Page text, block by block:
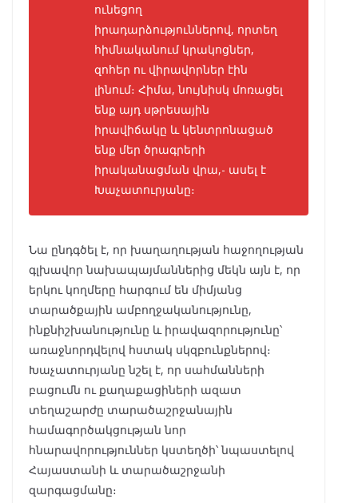
ունեցող
իրադարձություններով, որտեղ
հիմնականում կրակոցներ,
զոհեր ու վիրավորներ էին
լինում։ Հիմա, նույնիսկ մոռացել
ենք այդ սթրեսային
իրավիճակը և կենտրոնացած
ենք մեր ծրագրերի
իրականացման վրա,- ասել է
Խաչատուրյանը։
Նա ընդգծել է, որ խաղաղության հաջողության
գլխավոր նախապայմաններից մեկն այն է, որ
երկու կողմերը հարգում են միմյանց
տարածքային ամբողջականությունը,
ինքնիշխանությունը և իրավազորությունը՝
առաջնորդվելով հստակ սկզբունքներով։
Խաչատուրյանը նշել է, որ սահմանների
բացումն ու քաղաքացիների ազատ
տեղաշարժը տարածաշրջանային
համագործակցության նոր
հնարավորություններ կստեղծի՝ նպաստելով
Հայաստանի և տարածաշրջանի
զարգացմանը։